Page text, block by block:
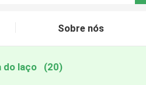
Sobre nós
do laço (20)